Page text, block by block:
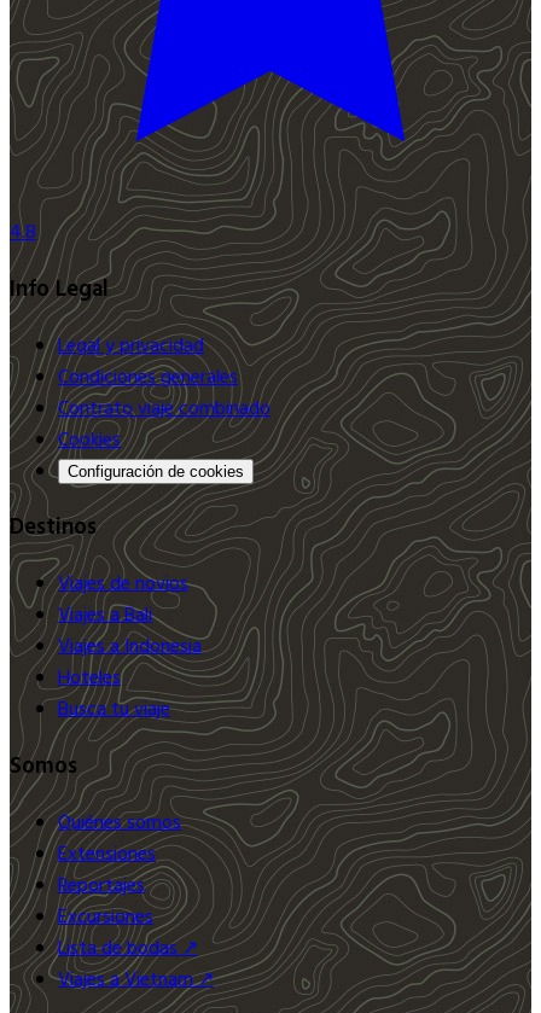
4.8
Info Legal
Legal y privacidad
Condiciones generales
Contrato viaje combinado
Cookies
Configuración de cookies
Destinos
Viajes de novios
Viajes a Bali
Viajes a Indonesia
Hoteles
Busca tu viaje
Somos
Quiénes somos
Extensiones
Reportajes
Excursiones
Lista de bodas ↗
Viajes a Vietnam ↗